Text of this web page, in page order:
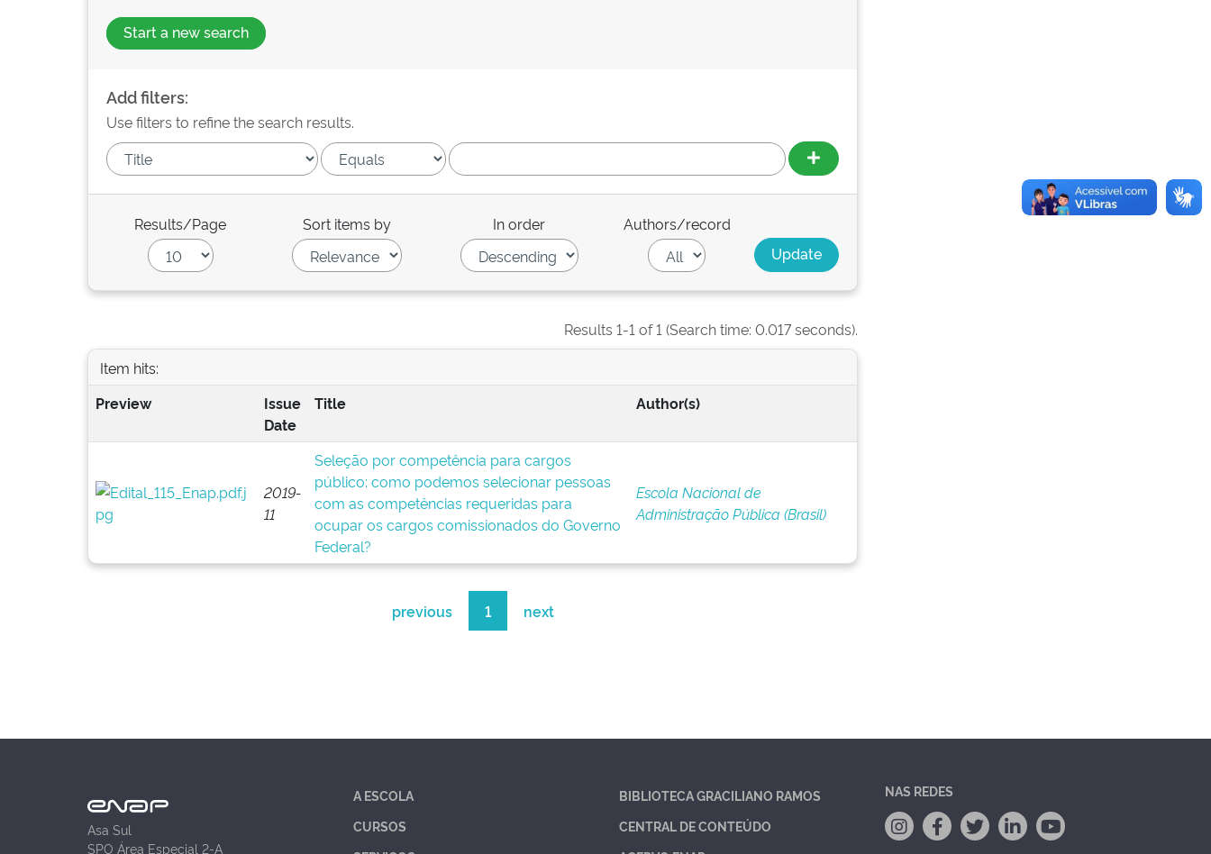
Start a new search
Add filters:
Use filters to refine the search results.
Results/Page Sort items by In order Authors/record
Results 1-1 of 1 (Search time: 0.017 seconds).
Item hits:
Preview
Issue
Date
Title Author(s)
2019-
11
Seleção por competência para cargos
público: como podemos selecionar pessoas
com as competências requeridas para
ocupar os cargos comissionados do Governo
Federal?
Escola Nacional de
Administração Pública (Brasil)
previous 1 next
Asa Sul
SPO Área Especial 2-A
A ESCOLA
CURSOS
BIBLIOTECA GRACILIANO RAMOS
CENTRAL DE CONTEÚDO
NAS REDES